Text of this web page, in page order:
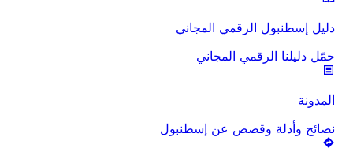
دليل إسطنبول الرقمي المجاني
حمّل دليلنا الرقمي المجاني
المدونة
نصائح وأدلة وقصص عن إسطنبول